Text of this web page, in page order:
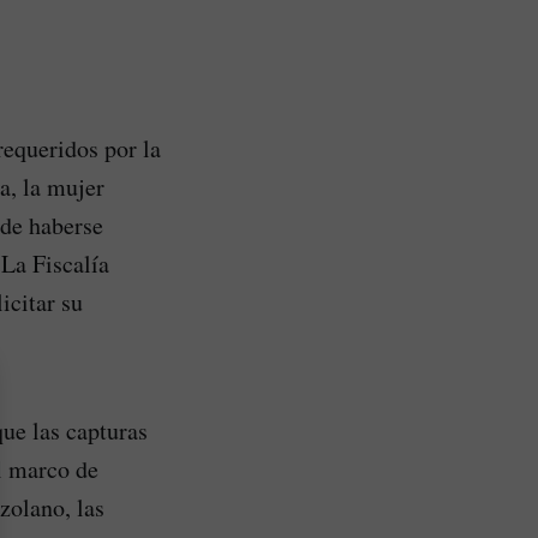
por la
la mujer
haberse
Fiscalía
su
las capturas
de
las